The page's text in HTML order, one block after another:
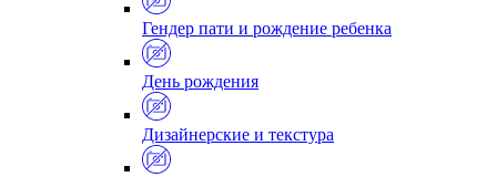
Гендер пати и рождение ребенка
День рождения
Дизайнерские и текстура